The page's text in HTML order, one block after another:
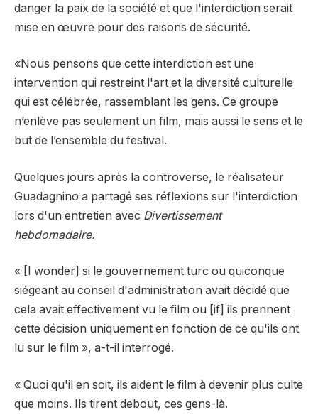
danger la paix de la société et que l'interdiction serait
mise en œuvre pour des raisons de sécurité.
«Nous pensons que cette interdiction est une
intervention qui restreint l'art et la diversité culturelle
qui est célébrée, rassemblant les gens. Ce groupe
n’enlève pas seulement un film, mais aussi le sens et le
but de l’ensemble du festival.
Quelques jours après la controverse, le réalisateur
Guadagnino a partagé ses réflexions sur l'interdiction
lors d'un entretien avec Divertissement
hebdomadaire.
« [I wonder] si le gouvernement turc ou quiconque
siégeant au conseil d'administration avait décidé que
cela avait effectivement vu le film ou [if] ils prennent
cette décision uniquement en fonction de ce qu'ils ont
lu sur le film », a-t-il interrogé.
« Quoi qu'il en soit, ils aident le film à devenir plus culte
que moins. Ils tirent debout, ces gens-là.